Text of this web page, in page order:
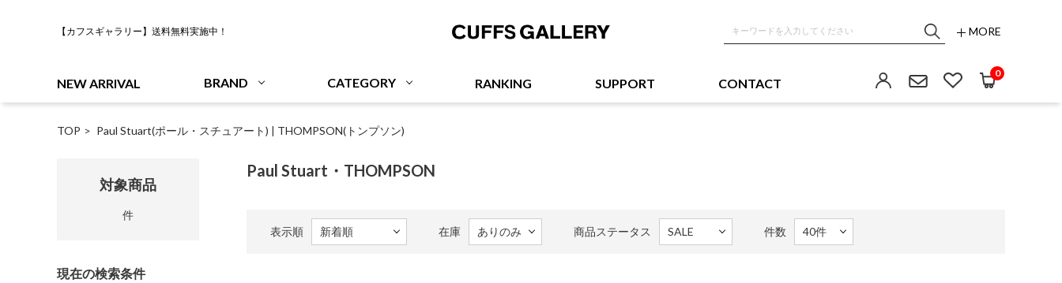
【カフスギャラリー】送料無料実施中！ MORE
NEW ARRIVAL BRAND CATEGORY RANKING SUPPORT CONTACT
0
TOP Paul Stuart(ポール・スチュアート) | THOMPSON(トンプソン)
対象商品
件
現在の検索条件
Paul Stuart・THOMPSON
表示順 在庫 商品ステータス 件数